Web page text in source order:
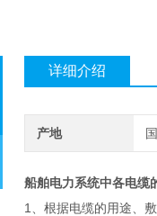
详细介绍
产地
船舶电力系统中各电缆
1、根据电缆的用途、